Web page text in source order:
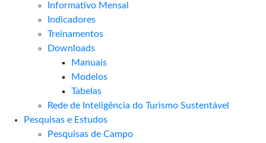
Informativo Mensal​
Indicadores
Treinamentos
Downloads
Manuais
Modelos
Tabelas
Rede de Inteligência do Turismo Sustentável
Pesquisas e Estudos
Pesquisas de Campo